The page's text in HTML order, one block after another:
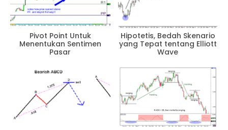
Pivot Point Untuk
Menentukan Sentimen
Pasar
Hipotetis, Bedah Skenario
yang Tepat tentang Elliott
Wave